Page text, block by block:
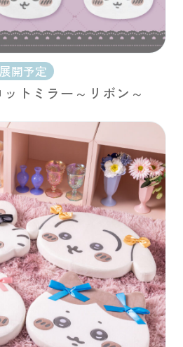
開予定
トミラー～リボン～